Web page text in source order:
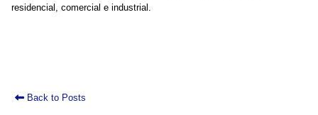
residencial, comercial e industrial.
Back to Posts